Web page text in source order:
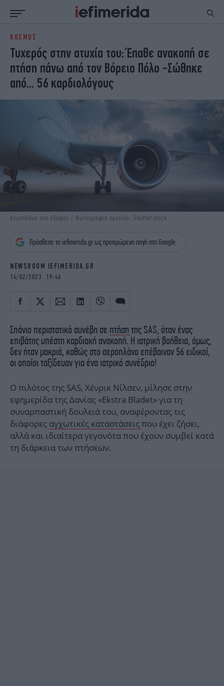
ΕΙΔΗΣΕΙΣ
NON PAPER
ΕΛΛΑΔΑ
ΟΙΚΟΝΟΜΙΑ
ΚΟΣΜΟΣ
ΠΟΛΙΤΙΣΜΟΣ
ΖΩΗ
ΕΚΛΟΓΕΣ
TRAVEL
DESIGN
ΟΛΥΜΠΙΑΚΟΙ ΑΓΩΝΕΣ
EURO
GREEN
iOPINIONS
iGASTRONOMIE
OSCARS
THE OCEAN
ΚΟΣΜΟΣ
Τυχερός στην ατυχία του: Έπαθε ανακοπή σε
πτήση πάνω από τον Βόρειο Πόλο -Σώθηκε
από... 56 καρδιολόγους
Αεροπλάνο στο έδαφος / Φωτογραφία αρχείου: Shutterstock
Πρόσθεσε το iefimerida.gr ως προτιμώμενη πηγή στη Google
NEWSROOM IEFIMERIDA.GR
14/02/2023 19:46
Σπάνιο περιστατικό συνέβη σε πτήση της SAS, όταν ένας
επιβάτης υπέστη καρδιακή ανακοπή. Η ιατρική βοήθεια, όμως,
δεν ήταν μακριά, καθώς στο αεροπλάνο επέβαιναν 56 ειδικοί,
οι οποίοι ταξίδευαν για ένα ιατρικό συνέδριο!
Ο πιλότος της SAS, Χένρικ Νίλσεν, μίλησε στην
εφημερίδα της Δανίας «Ekstra Bladet» για τη
συναρπαστική δουλειά του, αναφέροντας τις
διάφορες αγχωτικές καταστάσειςπου έχει ζήσει,
αλλά και ιδιαίτερα γεγονότα που έχουν συμβεί κατά
τη διάρκεια των πτήσεων.